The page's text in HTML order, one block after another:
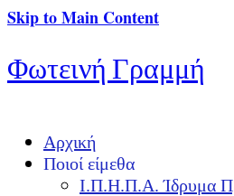
Skip to Main Content
Φωτεινή Γραμμή
Αρχική
Ποιοί είμεθα
Ι.Π.Η.Π.Α. Ίδρυμα